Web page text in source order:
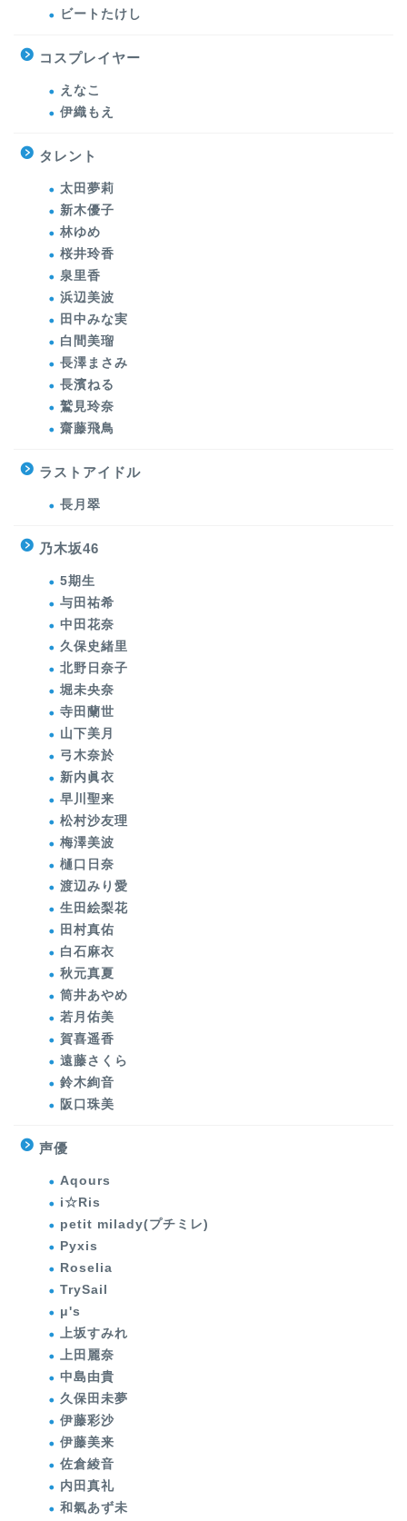
ビートたけし
コスプレイヤー
えなこ
伊織もえ
タレント
太田夢莉
新木優子
林ゆめ
桜井玲香
泉里香
浜辺美波
田中みな実
白間美瑠
長澤まさみ
長濱ねる
鷲見玲奈
齋藤飛鳥
ラストアイドル
長月翠
乃木坂46
5期生
与田祐希
中田花奈
久保史緒里
北野日奈子
堀未央奈
寺田蘭世
山下美月
弓木奈於
新内眞衣
早川聖来
松村沙友理
梅澤美波
樋口日奈
渡辺みり愛
生田絵梨花
田村真佑
白石麻衣
秋元真夏
筒井あやめ
若月佑美
賀喜遥香
遠藤さくら
鈴木絢音
阪口珠美
声優
Aqours
i☆Ris
petit milady(プチミレ)
Pyxis
Roselia
TrySail
μ's
上坂すみれ
上田麗奈
中島由貴
久保田未夢
伊藤彩沙
伊藤美来
佐倉綾音
内田真礼
和氣あず未